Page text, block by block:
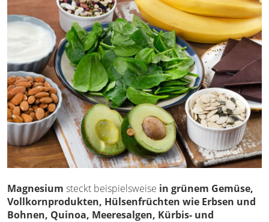
Magnesium steckt beispielsweise in grünem Gemüse,
Vollkornprodukten, Hülsenfrüchten wie Erbsen und
Bohnen, Quinoa, Meeresalgen, Kürbis- und